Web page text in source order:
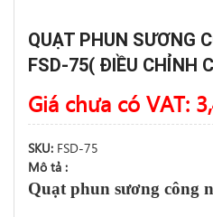
QUẠT PHUN SƯƠNG
FSD-75( ĐIỀU CHỈNH
Giá chưa có VAT:
SKU: FSD-75
Mô tả :
Quạt phun sương công